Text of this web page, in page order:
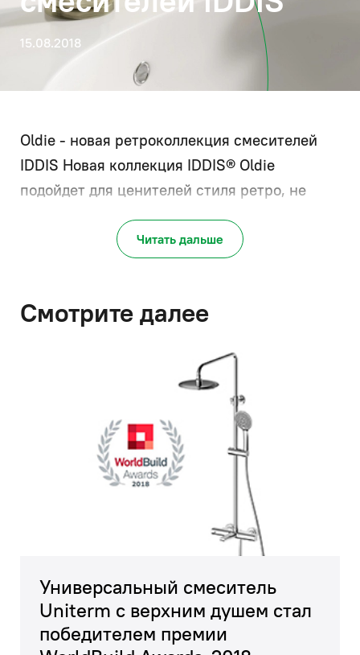
15.08.2018
Oldie - новая ретроколлекция смесителей
IDDIS Новая коллекция IDDIS® Oldie
подойдет для ценителей стиля ретро, не
желающих отказываться от удобства и
функциональности однозахватных моделей.
Читать дальше
Смотрите далее
Универсальный смеситель
Uniterm с верхним душем стал
победителем премии